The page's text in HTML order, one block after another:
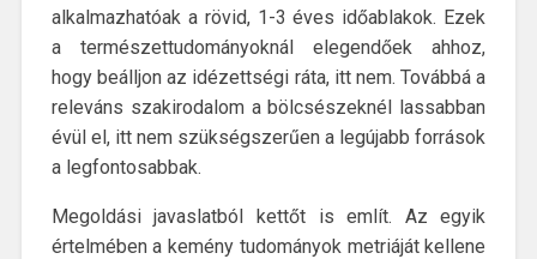
alkalmazhatóak a rövid, 1-3 éves időablakok. Ezek
a természettudományoknál elegendőek ahhoz,
hogy beálljon az idézettségi ráta, itt nem. Továbbá a
releváns szakirodalom a bölcsészeknél lassabban
évül el, itt nem szükségszerűen a legújabb források
a legfontosabbak.
Megoldási javaslatból kettőt is említ. Az egyik
értelmében a kemény tudományok metriáját kellene